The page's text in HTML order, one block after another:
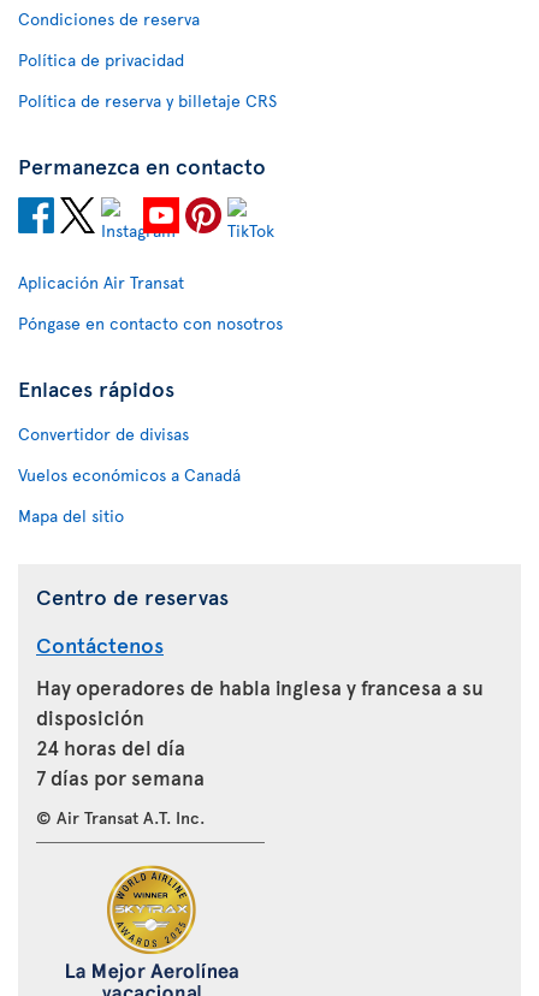
Condiciones de reserva
Política de privacidad
Política de reserva y billetaje CRS
Permanezca en contacto
Aplicación Air Transat
Póngase en contacto con nosotros
Enlaces rápidos
Convertidor de divisas
Vuelos económicos a Canadá
Mapa del sitio
Centro de reservas
Contáctenos
Hay operadores de habla inglesa y francesa a su
disposición
24 horas del día
7 días por semana
© Air Transat A.T. Inc.